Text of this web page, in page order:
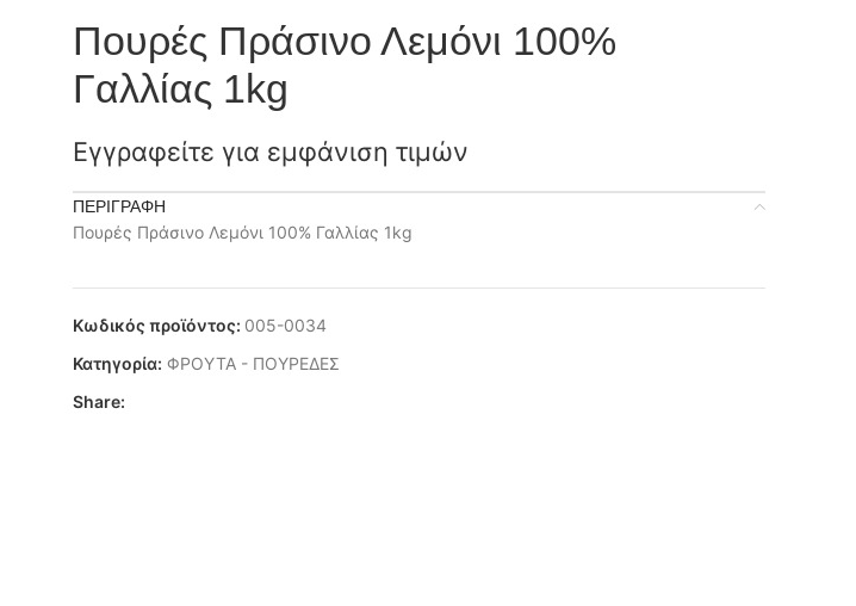
Πουρές Πράσινο Λεμόνι 100%
Γαλλίας 1kg
Εγγραφείτε για εμφάνιση τιμών
ΠΕΡΙΓΡΑΦΉ
Πουρές Πράσινο Λεμόνι 100% Γαλλίας 1kg
Κωδικός προϊόντος: 005-0034
Κατηγορία: ΦΡΟΥΤΑ - ΠΟΥΡΕΔΕΣ
Share: